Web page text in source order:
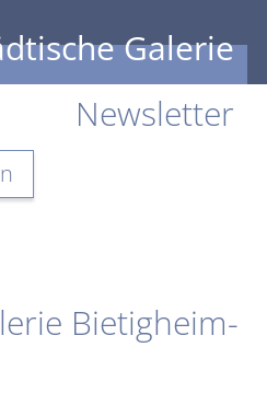
Galerie
Newsletter
Bietigheim-